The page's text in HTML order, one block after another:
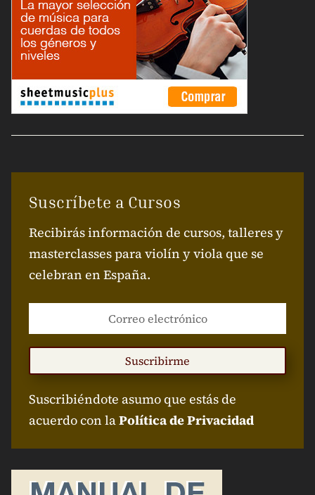
Suscríbete a Cursos
Recibirás información de cursos, talleres y
masterclasses para violín y viola que se
celebran en España.
Suscribirme
Suscribiéndote asumo que estás de
acuerdo con laPolítica de Privacidad